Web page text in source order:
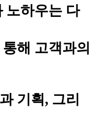
노하우는 다
해 고객과의
기획, 그리